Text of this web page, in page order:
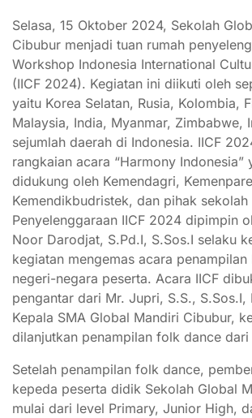
Selasa, 15 Oktober 2024, Sekolah
Cibubur menjadi tuan rumah
Workshop Indonesia International
(IICF 2024). Kegiatan ini diikuti oleh
yaitu Korea Selatan, Rusia, Kolombia,
Malaysia, India, Myanmar, Zimbabwe,
sejumlah daerah di Indonesia. IICF
rangkaian acara “Harmony Indonesia”
didukung oleh Kemendagri,
Kemendikbudristek, dan pihak
Penyelenggaraan IICF 2024 dipimpin
Noor Darodjat, S.Pd.I, S.Sos.I selaku
kegiatan mengemas acara penampilan
negeri-negara peserta. Acara IICF
pengantar dari Mr. Jupri, S.S., S.Sos.I,
Kepala SMA Global Mandiri Cibubur,
dilanjutkan penampilan folk dance dari
Setelah penampilan folk dance,
kepeda peserta didik Sekolah Global
mulai dari level Primary, Junior High,